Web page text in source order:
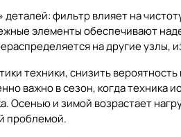
фильтр влияет на
элементы обеспечивают
на другие узлы,
техники, снизить
важно в сезон, когда техника
Осенью и зимой возрастает
проблемой.